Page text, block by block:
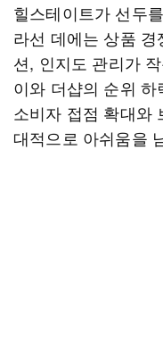
힐스테이트가 선두
라선 데에는 상품
션, 인지도 관리가
이와 더샵의 순위
소비자 접점 확대와
대적으로 아쉬움을